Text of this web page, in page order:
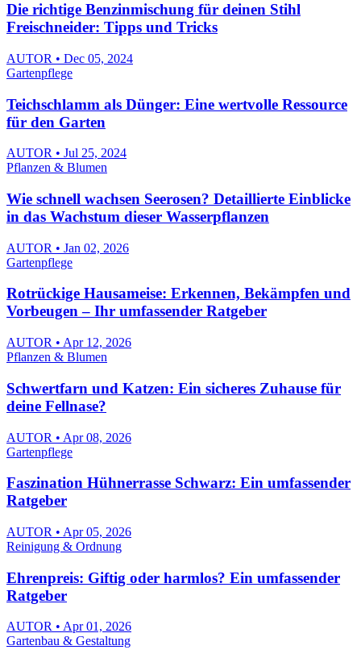
Die richtige Benzinmischung für deinen Stihl
Freischneider: Tipps und Tricks
AUTOR • Dec 05, 2024
Gartenpflege
Teichschlamm als Dünger: Eine wertvolle Ressource
für den Garten
AUTOR • Jul 25, 2024
Pflanzen & Blumen
Wie schnell wachsen Seerosen? Detaillierte Einblicke
in das Wachstum dieser Wasserpflanzen
AUTOR • Jan 02, 2026
Gartenpflege
Rotrückige Hausameise: Erkennen, Bekämpfen und
Vorbeugen – Ihr umfassender Ratgeber
AUTOR • Apr 12, 2026
Pflanzen & Blumen
Schwertfarn und Katzen: Ein sicheres Zuhause für
deine Fellnase?
AUTOR • Apr 08, 2026
Gartenpflege
Faszination Hühnerrasse Schwarz: Ein umfassender
Ratgeber
AUTOR • Apr 05, 2026
Reinigung & Ordnung
Ehrenpreis: Giftig oder harmlos? Ein umfassender
Ratgeber
AUTOR • Apr 01, 2026
Gartenbau & Gestaltung